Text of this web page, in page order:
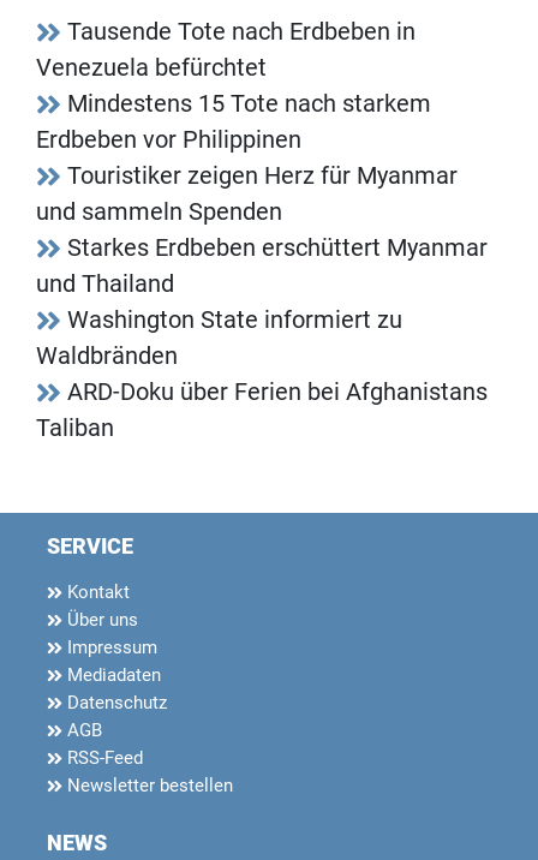
Tausende Tote nach Erdbeben in
Venezuela befürchtet
Mindestens 15 Tote nach starkem
Erdbeben vor Philippinen
Touristiker zeigen Herz für Myanmar
und sammeln Spenden
Starkes Erdbeben erschüttert Myanmar
und Thailand
Washington State informiert zu
Waldbränden
ARD-Doku über Ferien bei Afghanistans
Taliban
SERVICE
Kontakt
Über uns
Impressum
Mediadaten
Datenschutz
AGB
RSS-Feed
Newsletter bestellen
NEWS